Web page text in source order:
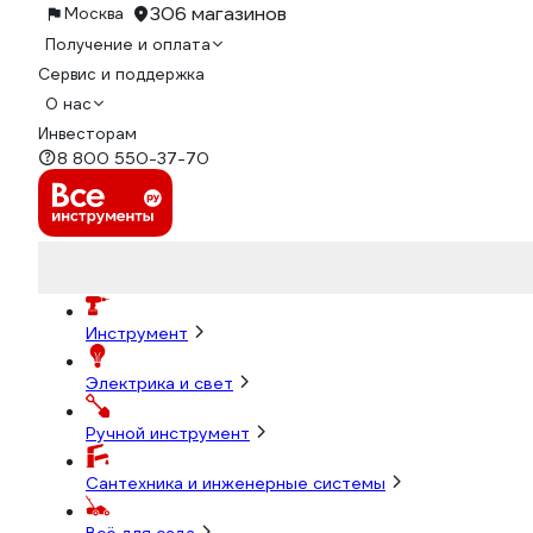
Москва 306 магазинов
Получение и оплата
Сервис и поддержка
О нас
Инвесторам
8 800 550-37-70
Инструмент
Электрика и свет
Ручной инструмент
Сантехника и инженерные системы